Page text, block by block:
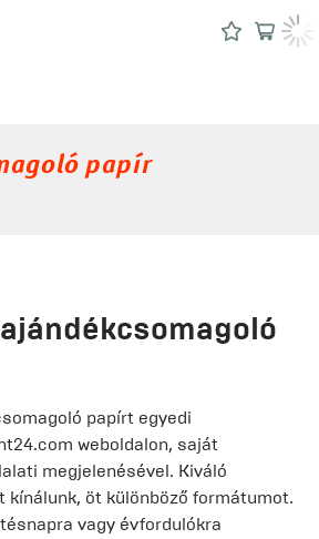
papír
papírt egyedi
weboldalon, saját
megjelenésével. Kiváló
kínálunk, öt különböző formátumot.
vagy évfordulókra